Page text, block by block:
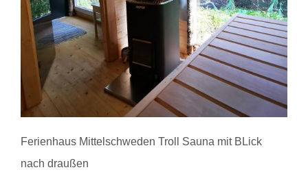
Ferienhaus Mittelschweden Troll Sauna mit BLick
nach draußen